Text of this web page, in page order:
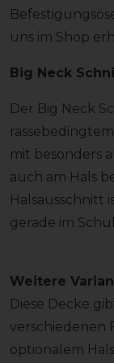
uns im Shop
Big Neck
Der Big Neck
mit besonders
auch am Hals
Halsausschnitt
gerade im
Weitere
Diese Decke
verschiedenen
optionalem